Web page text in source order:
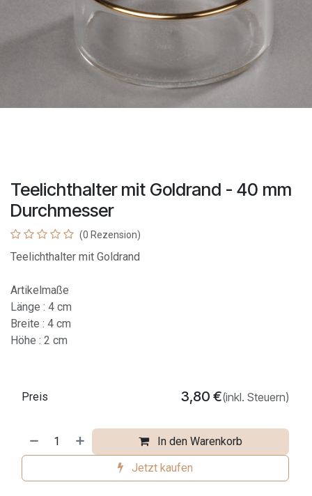
Teelichthalter mit Goldrand - 40 mm
Durchmesser
(0 Rezension)
Teelichthalter mit Goldrand
Artikelmaße
Länge : 4 cm
Breite : 4 cm
Höhe : 2 cm
In den Warenkorb
Jetzt kaufen
Preis 3,80 €(inkl. Steuern)